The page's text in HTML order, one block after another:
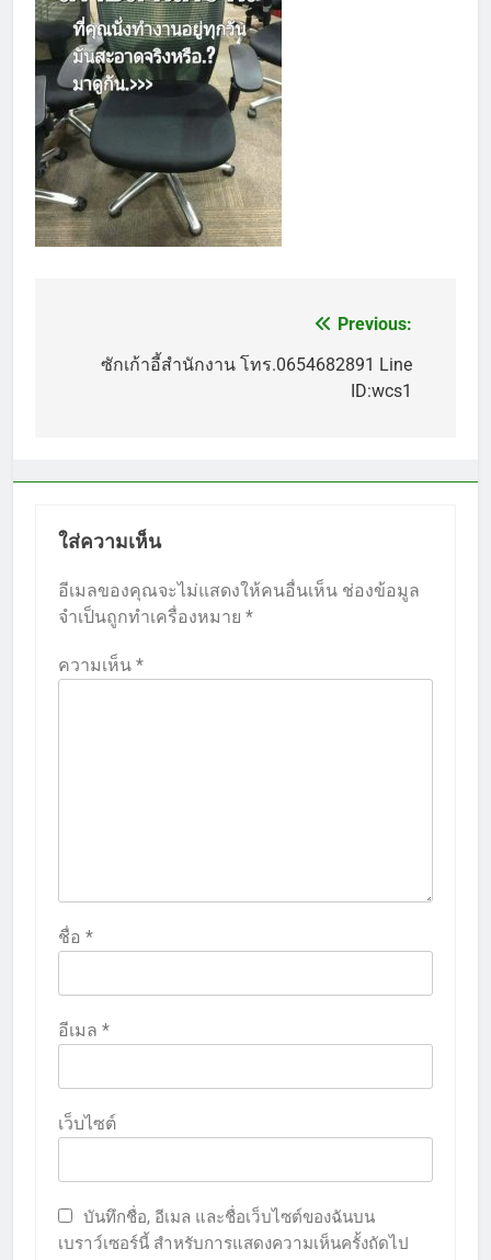
เรื่อง
Previous:
ซักเก้าอี้สำนักงาน โทร.0654682891 Line
ID:wcs1
ใส่ความเห็น
อีเมลของคุณจะไม่แสดงให้คนอื่นเห็น ช่องข้อมูล
จำเป็นถูกทำเครื่องหมาย *
ความเห็น *
ชื่อ *
อีเมล *
เว็บไซต์
บันทึกชื่อ, อีเมล และชื่อเว็บไซต์ของฉันบน
เบราว์เซอร์นี้ สำหรับการแสดงความเห็นครั้งถัดไป